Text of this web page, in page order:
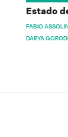
Estado
FABIO
DARYA